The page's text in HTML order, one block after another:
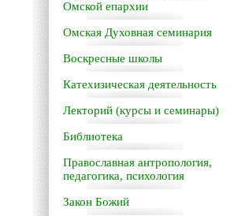
Омской епархии
Омская Духовная семинария
Воскресные школы
Катехизическая деятельность
Лекторий (курсы и семинары)
Библиотека
Православная антропология,
педагогика, психология
Закон Божий